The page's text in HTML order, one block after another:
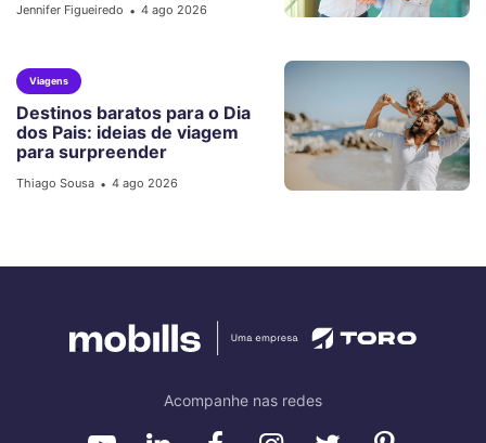
Jennifer Figueiredo • 4 ago 2026
Viagens
Destinos baratos para o Dia
dos Pais: ideias de viagem
para surpreender
Thiago Sousa • 4 ago 2026
Acompanhe nas redes